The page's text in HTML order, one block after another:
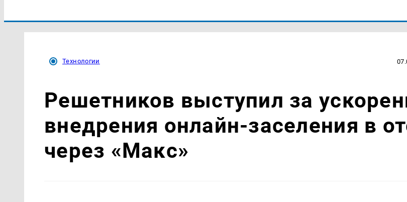
Технологии
Решетников выступил за
внедрения онлайн-заселения в
через «Макс»